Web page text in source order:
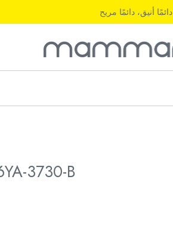
دائمًا أنيق، دائمًا مريح
3730-B